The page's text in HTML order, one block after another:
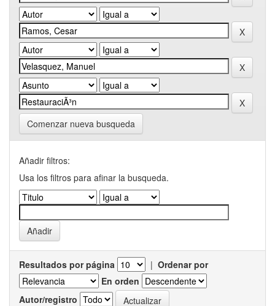
Comenzar nueva busqueda
Añadir filtros:
Usa los filtros para afinar la busqueda.
Resultados por página | Ordenar por
En orden
Autor/registro